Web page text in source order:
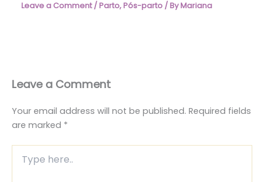
Leave a Comment /Parto,Pós-parto / ByMariana
Leave a Comment
Your email address will not be published. Required fields
are marked *
here..